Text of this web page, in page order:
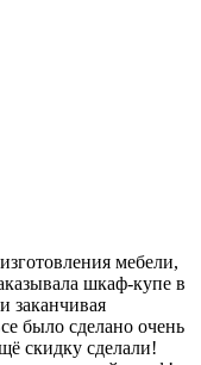
мебели,
шкаф-купе в
заканчивая
было сделано очень
скидку сделали!